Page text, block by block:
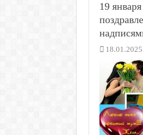
19
18.01.2025